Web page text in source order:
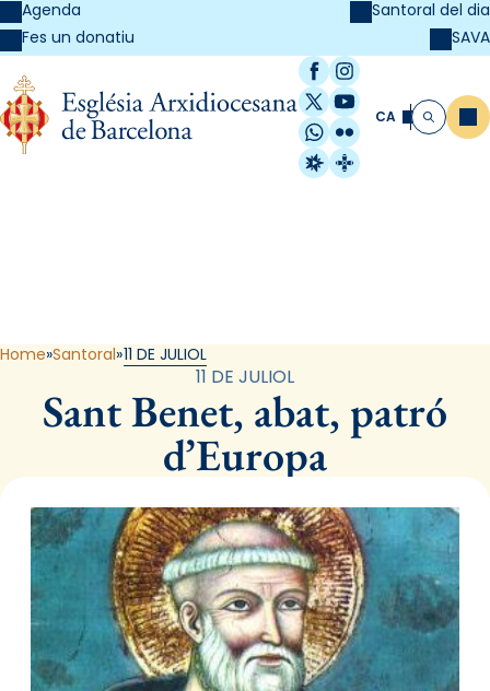
Agenda
Fes un donatiu
Santoral del dia
SAVA
Facebook
Instagram
X / Twitter
YouTube
WhatsApp
Flickr
Radio Estel
Catalunya
CA Cerca
Home Santoral 11 DE JULIOL
11 DE JULIOL
Sant Benet, abat, patró
d’Europa